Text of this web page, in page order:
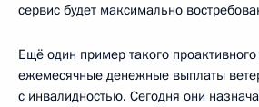
сервис будет максимально
Ещё один пример такого
ежемесячные денежные выплаты
с инвалидностью. Сегодня они